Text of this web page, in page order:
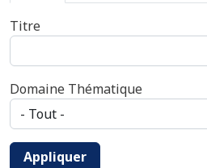
Titre
Domaine Thématique
Appliquer